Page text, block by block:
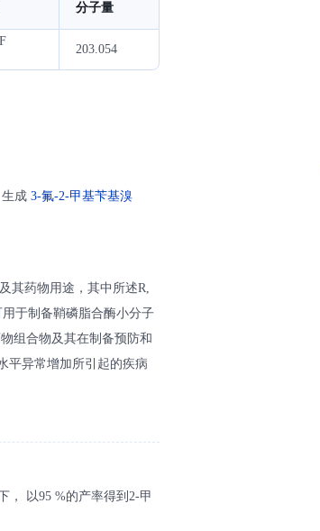
分子量
203.054
成 3-氟-2-甲基苄基溴
其药物用途，其中所述R,
于制备鞘磷脂合酶小分子
组合物及其在制备预防和
平异常增加所引起的疾病
， 以95 %的产率得到2-甲